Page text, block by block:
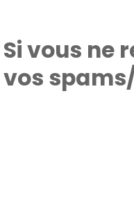
Si vous ne
vos